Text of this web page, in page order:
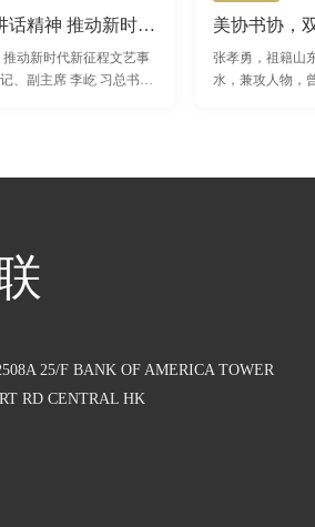
学习贯彻习总书记重要讲话精神 推动新时代新征程文艺事业大繁荣大发展
动新时代新征程文艺事
席 李屹 习总书记
张孝勇，祖籍山
水，兼攻人物，
25/F BANK OF AMERICA TOWER
RD CENTRAL HK